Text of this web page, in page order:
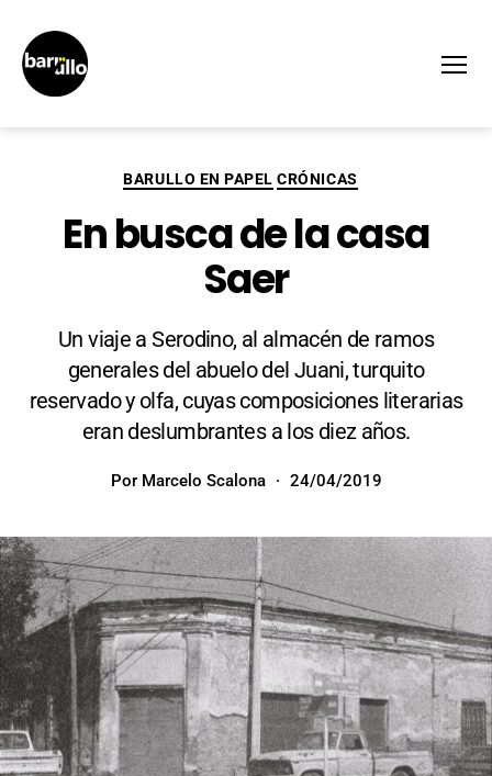
BARULLO EN PAPEL CRÓNICAS
En busca de la casa
Saer
Un viaje a Serodino, al almacén de ramos
generales del abuelo del Juani, turquito
reservado y olfa, cuyas composiciones literarias
eran deslumbrantes a los diez años.
Por Marcelo Scalona 24/04/2019